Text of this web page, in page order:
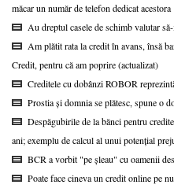
măcar un număr de telefon dedicat acestora
Au dreptul casele de schimb valutar
Am plătit rata la credit în avans, însă
Credit, pentru că am poprire (actualizat)
Creditele cu dobânzi ROBOR
Prostia și domnia se plătesc, spune o
Despăgubirile de la bănci pentru
ani; exemplu de calcul al unui potențial
BCR a vorbit "pe șleau" cu oamenii
Poate face cineva un credit online pe